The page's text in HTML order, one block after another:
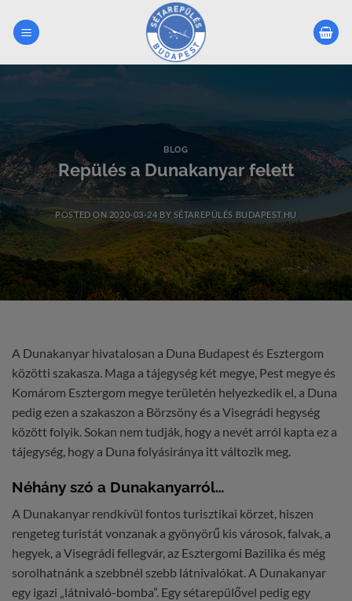
content
BLOG
Repülés a Dunakanyar felett
POSTED ON 2020-03-24 BY SÉTAREPÜLÉS BUDAPEST.HU
A Dunakanyar hivatalosan a Duna Budapest és Esztergom
közötti szakasza. Maga a tájegység két megye, Pest megye és
Komárom Esztergom megye területén helyezkedik el, a Duna
pedig ezen a szakaszon a Börzsöny és a Visegrádi hegység
között folyik. Sokan nem tudják, hogy a nevét arról kapta ez a
tájegység, hogy a Duna folyásiránya itt változik meg.
Néhány szó a Dunakanyarról…
A Dunakanyar rendkívül fontos turisztikai körzet, hiszen
rengeteg turistát vonzanak a gyönyörű kis városok, falvak, a
hegyek, a Visegrádi fellegvár, az Esztergomi Bazilika és még
sorolhatnánk a szebbnél szebb látnivalókat. A Dunakanyar
egy igazi „látnivaló-bomba”. Egy sétarepülővel pedig egy